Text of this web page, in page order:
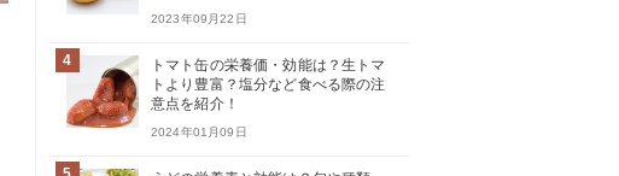
2023年09月22日
4
トマト缶の栄養価・効能は？生トマ
トより豊富？塩分など食べる際の注
意点を紹介！
2024年01月09日